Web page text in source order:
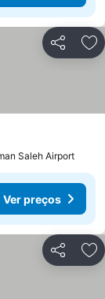
Partilhar
Saleh Airport
Ver preços
Partilhar